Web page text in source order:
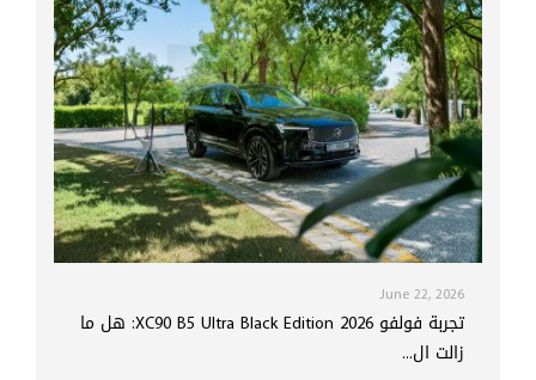
June 22, 2026
تجربة فولفو XC90 B5 Ultra Black Edition 2026: هل ما
زالت ال...